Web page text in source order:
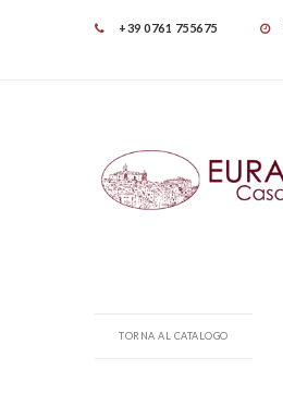
+39 0761 755675
TORNA AL CATALOGO